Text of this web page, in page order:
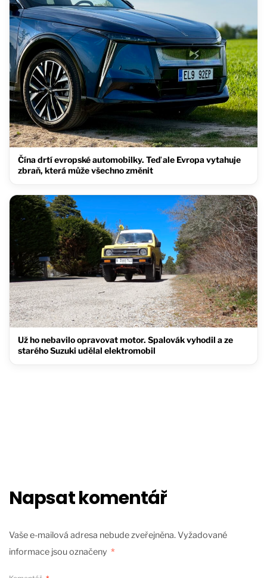
Čína drtí evropské automobilky. Teď ale Evropa vytahuje
zbraň, která může všechno změnit
Už ho nebavilo opravovat motor. Spalovák vyhodil a ze
starého Suzuki udělal elektromobil
Napsat komentář
Vaše e-mailová adresa nebude zveřejněna.Vyžadované
informace jsou označeny *